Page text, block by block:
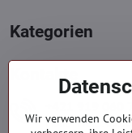
Kategorien
Kontakte
Mont. - Freit. :
Wir verwenden